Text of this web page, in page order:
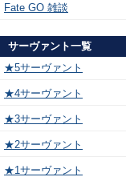
Fate GO 雑談
サーヴァント一覧
★5サーヴァント
★4サーヴァント
★3サーヴァント
★2サーヴァント
★1サーヴァント